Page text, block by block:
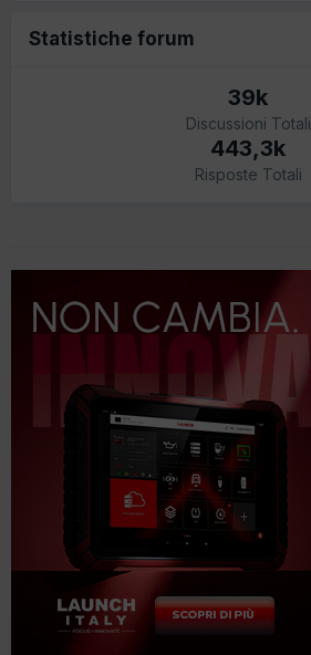
Statistiche forum
39k
Discussioni Totali
443,3k
Risposte Totali